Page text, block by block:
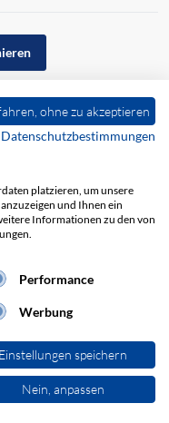
Alle Rechte vorbehalten.
ohne zu akzeptieren
Datenschutzbestimmungen
platzieren, um unsere
und Ihnen ein
Informationen zu den von
Performance
Werbung
Einstellungen speichern
Nein, anpassen